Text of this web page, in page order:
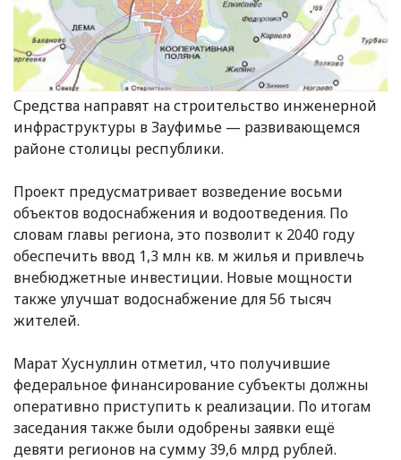
Средства направят на строительство инженерной
инфраструктуры в Зауфимье — развивающемся
районе столицы республики.
Проект предусматривает возведение восьми
объектов водоснабжения и водоотведения. По
словам главы региона, это позволит к 2040 году
обеспечить ввод 1,3 млн кв. м жилья и привлечь
внебюджетные инвестиции. Новые мощности
также улучшат водоснабжение для 56 тысяч
жителей.
Марат Хуснуллин отметил, что получившие
федеральное финансирование субъекты должны
оперативно приступить к реализации. По итогам
заседания также были одобрены заявки ещё
девяти регионов на сумму 39,6 млрд рублей.